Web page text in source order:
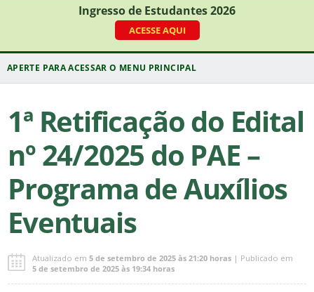
Ingresso de Estudantes 2026
ACESSE AQUI
1ª Retificação do Edital
nº 24/2025 do PAE –
Programa de Auxílios
Eventuais
Atualizado em5 de setembro de 2025 às 21:20 horas | Publicado em
5 de setembro de 2025 às 19:34 horas